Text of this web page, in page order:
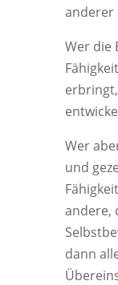
anderer
Wer die
Wer
und
andere,
dann